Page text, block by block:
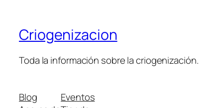
Criogenizacion
Toda la información sobre la criogenización.
Blog
Eventos